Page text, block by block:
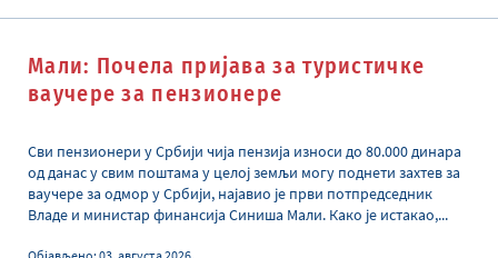
Активности
Прописи
Услуге
Мали: Почела пријава за туристичке
ваучере за пензиoнере
Сви пензионери у Србији чија пензија износи до 80.000 динара
од данас у свим поштама у целој земљи могу поднети захтев за
ваучере за одмор у Србији, најавио је први потпредседник
Владе и министар финансија Синиша Мали. Како је истакао,...